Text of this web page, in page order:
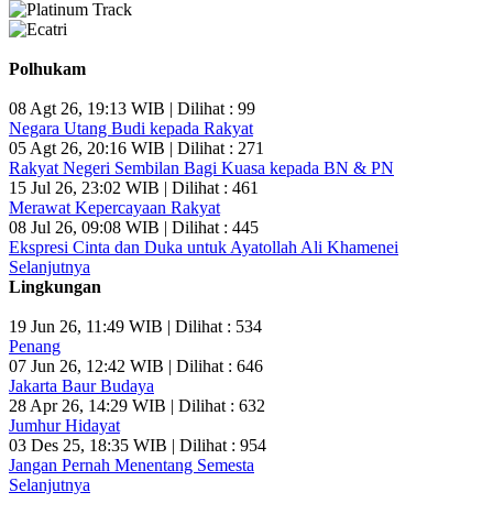
Polhukam
08 Agt 26, 19:13 WIB | Dilihat : 99
Negara Utang Budi kepada Rakyat
05 Agt 26, 20:16 WIB | Dilihat : 271
Rakyat Negeri Sembilan Bagi Kuasa kepada BN & PN
15 Jul 26, 23:02 WIB | Dilihat : 461
Merawat Kepercayaan Rakyat
08 Jul 26, 09:08 WIB | Dilihat : 445
Ekspresi Cinta dan Duka untuk Ayatollah Ali Khamenei
Selanjutnya
Lingkungan
19 Jun 26, 11:49 WIB | Dilihat : 534
Penang
07 Jun 26, 12:42 WIB | Dilihat : 646
Jakarta Baur Budaya
28 Apr 26, 14:29 WIB | Dilihat : 632
Jumhur Hidayat
03 Des 25, 18:35 WIB | Dilihat : 954
Jangan Pernah Menentang Semesta
Selanjutnya